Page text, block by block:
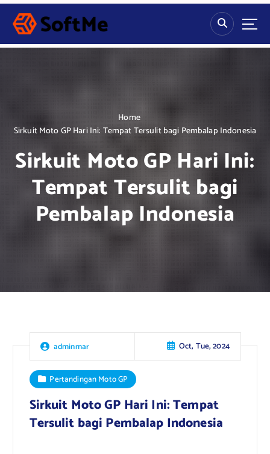
S
p
Home
Sirkuit Moto GP Hari Ini: Tempat Tersulit bagi Pembalap Indonesia
Sirkuit Moto GP Hari Ini:
Tempat Tersulit bagi
Pembalap Indonesia
adminmar Oct, Tue, 2024
Pertandingan Moto GP
Sirkuit Moto GP Hari Ini: Tempat
Tersulit bagi Pembalap Indonesia